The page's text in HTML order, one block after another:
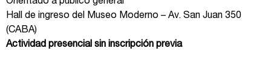
Hall de ingreso del Museo Moderno – Av. San Juan 350
(CABA)
Actividad presencial sin inscripción previa